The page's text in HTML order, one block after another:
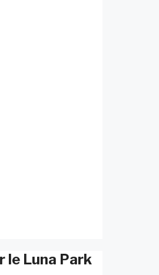
le Luna Park